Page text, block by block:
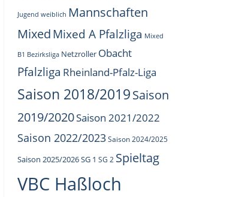
Jugend weiblich Mannschaften
MixedMixed A Pfalzliga Mixed
B1 Bezirksliga Netzroller Obacht
Pfalzliga Rheinland-Pfalz-Liga
Saison 2018/2019Saison
2019/2020Saison 2021/2022
Saison 2022/2023 Saison 2024/2025
Saison 2025/2026SG 1 SG 2 Spieltag
VBC Haßloch